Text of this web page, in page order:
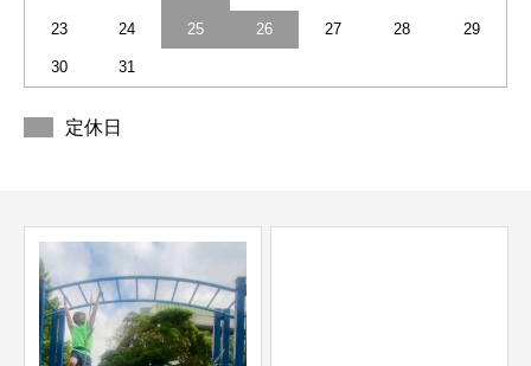
23 24 25 26 27 28 29
30 31
定休日